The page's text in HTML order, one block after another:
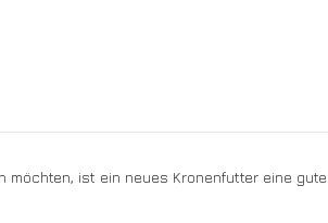
möchten, ist ein neues Kronenfutter eine gute